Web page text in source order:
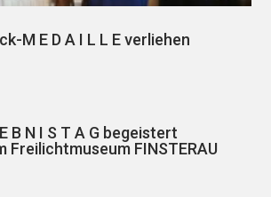
M E D A I L L E verliehen
B N I S T A G begeistert
Freilichtmuseum FINSTERAU